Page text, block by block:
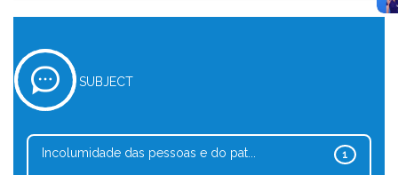
SUBJECT
1
Incolumidade das pessoas e do pat...